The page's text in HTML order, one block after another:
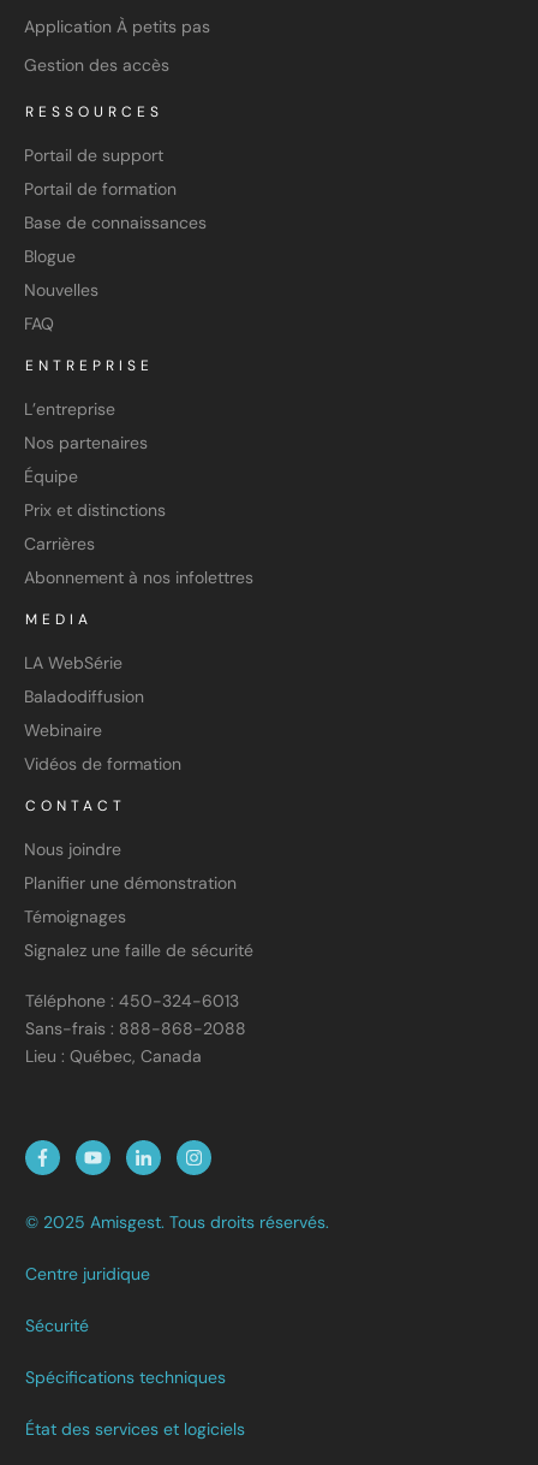
Application À petits pas
Gestion des accès
RESSOURCES
Portail de support
Portail de formation
Base de connaissances
Blogue
Nouvelles
FAQ
ENTREPRISE
L’entreprise
Nos partenaires
Équipe
Prix et distinctions
Carrières
Abonnement à nos infolettres
MEDIA
LA WebSérie
Baladodiffusion
Webinaire
Vidéos de formation
CONTACT
Nous joindre
Planifier une démonstration
Témoignages
Signalez une faille de sécurité
Téléphone : 450-324-6013
Sans-frais : 888-868-2088
Lieu : Québec, Canada
© 2025 Amisgest. Tous droits réservés.
Centre juridique
Sécurité
Spécifications techniques
État des services et logiciels